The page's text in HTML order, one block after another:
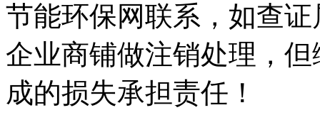
节能环保网联系，如查
企业商铺做注销处理，
成的损失承担责任！